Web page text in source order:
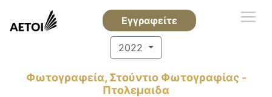
Εγγραφείτε
2022
Φωτογραφεία, Στούντιο Φωτογραφίας -
Πτολεμαιδα